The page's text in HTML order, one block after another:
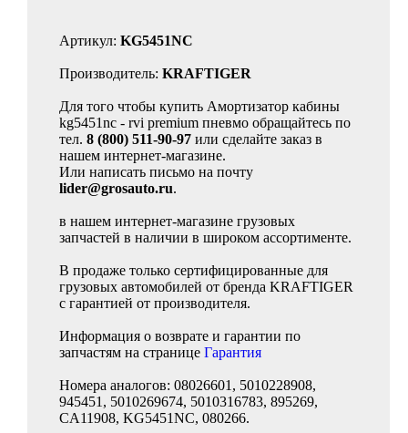
Артикул: KG5451NC
Производитель: KRAFTIGER
Для того чтобы купить Амортизатор кабины
kg5451nc - rvi premium пневмо обращайтесь по
тел. 8 (800) 511-90-97 или сделайте заказ в
нашем интернет-магазине.
Или написать письмо на почту
lider@grosauto.ru.
в нашем интернет-магазине грузовых
запчастей в наличии в широком ассортименте.
В продаже только сертифицированные для
грузовых автомобилей от бренда KRAFTIGER
с гарантией от производителя.
Информация о возврате и гарантии по
запчастям на странице Гарантия
Номера аналогов: 08026601, 5010228908,
945451, 5010269674, 5010316783, 895269,
CA11908, KG5451NC, 080266.